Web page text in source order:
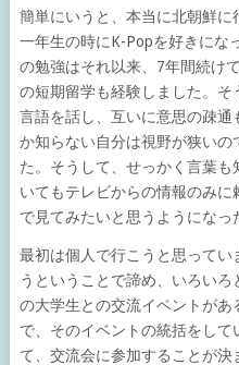
簡単にいうと、本当に北朝鮮
一年生の時にK-Popを好きにな
の勉強はそれ以来、7年間続け
の短期留学も経験しました。
言語を話し、互いに意思の疎
か知らない自分は視野が狭い
た。そうして、せっかく言葉
いてもテレビからの情報のみ
で見てみたいと思うようになっ
最初は個人で行こうと思って
うということで諦め、いろい
の大学生との交流イベントがあ
で、そのイベントの統括をし
て、交流会に参加することが決